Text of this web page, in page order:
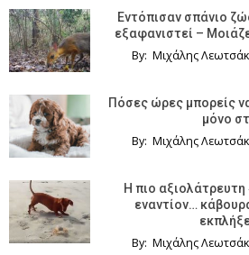
Εντόπισαν σπάνιο
εξαφανιστεί –
By: Μιχάλης
Πόσες ώρες μπορείς
μόνο
By: Μιχάλης
Η πιο
εναντίον…
By: Μιχάλης